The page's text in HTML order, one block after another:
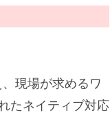
現場が求めるワ
たネイティブ対応